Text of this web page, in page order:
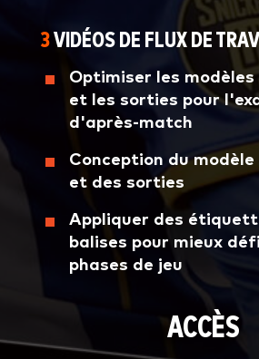
3VIDÉOS DE FLUX DE
Optimiser les modèles
et les sorties pour
d'après-match
Conception du
et des sorties
Appliquer des
balises pour mieux
phases de jeu
ACCÈS